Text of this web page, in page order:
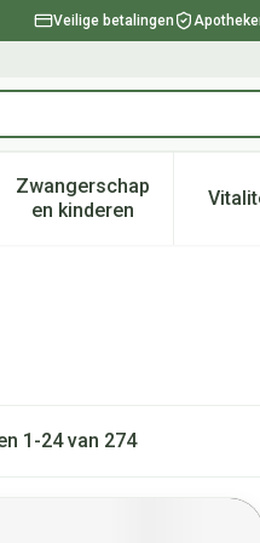
Veilige betalingen
verzorging en hygiëne
voor Dieet, voeding en
Zwangerschap
en kinderenToon submenu
1 -24van 274